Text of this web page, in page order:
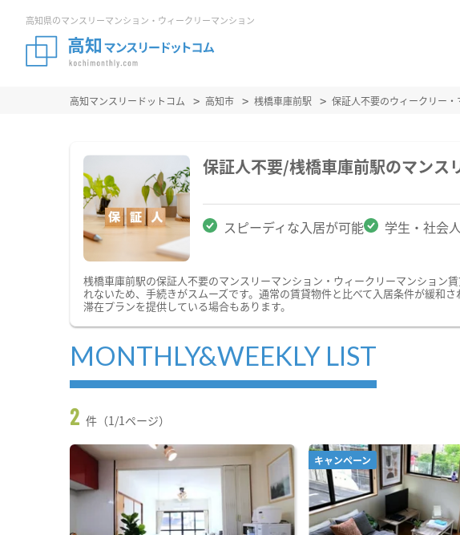
高知県のマンスリーマンション・ウィークリーマンション
高知マンスリードットコム 高知市 桟橋車庫前駅 保証人不要のウィークリー
保証人不要/桟橋車庫前駅のマンス
スピーディな入居が可能 学生・社会
桟橋車庫前駅の保証人不要のマンスリーマンション・ウィークリーマンション
れないため、手続きがスムーズです。通常の賃貸物件と比べて入居条件が緩和
滞在プランを提供している場合もあります。
MONTHLY&WEEKLY LIST
2 件（1/1ページ）
キャンペーン